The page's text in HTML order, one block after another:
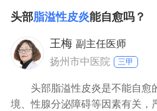
水或者少量硫磺香皂洗面，去除
清洁和卫生。注意饮食，少吃动
的食物，防止喝酒和吸烟，不利
头部脂溢性皮炎能自愈吗？
王梅 副主任医师
扬州市中医院
三甲
头部脂溢性皮炎是不能自愈
境、性腺分泌障碍等因素有关，